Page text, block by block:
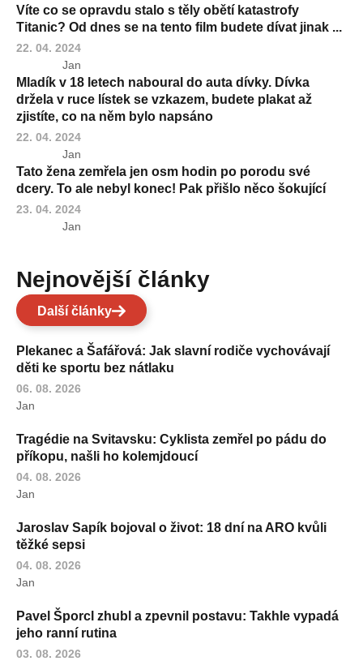
Víte co se opravdu stalo s těly obětí katastrofy
Titanic? Od dnes se na tento film budete dívat jinak ...
22. 04. 2024
Jan
Mladík v 18 letech naboural do auta dívky. Dívka
držela v ruce lístek se vzkazem, budete plakat až
zjistíte, co na něm bylo napsáno
22. 04. 2024
Jan
Tato žena zemřela jen osm hodin po porodu své
dcery. To ale nebyl konec! Pak přišlo něco šokující
23. 04. 2024
Jan
Nejnovější články
Další články
Plekanec a Šafářová: Jak slavní rodiče vychovávají
děti ke sportu bez nátlaku
06. 08. 2026
Jan
Tragédie na Svitavsku: Cyklista zemřel po pádu do
příkopu, našli ho kolemjdoucí
04. 08. 2026
Jan
Jaroslav Sapík bojoval o život: 18 dní na ARO kvůli
těžké sepsi
04. 08. 2026
Jan
Pavel Šporcl zhubl a zpevnil postavu: Takhle vypadá
jeho ranní rutina
03. 08. 2026